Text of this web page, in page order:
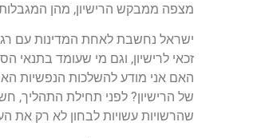
מצפה ממבקש הרישיון, מהן המגבלות
ישראל נחשבת לאחת המדינות עם
זכאי לרישיון, וגם מי שעומד
האם אני מודע להשלכות הנפשיות
של הרישיון? לפני תחילת התהליך,
שהרשויות עשויות לבחון לא רק את